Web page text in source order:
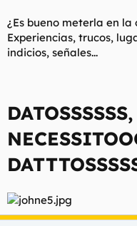
¿Es bueno meterla en
Experiencias, trucos,
indicios, señales...